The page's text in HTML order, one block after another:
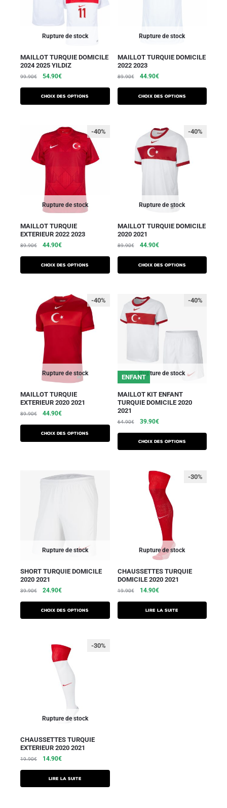
Rupture de stock
MAILLOT TURQUIE DOMICILE
2024 2025 YILDIZ
99.90€ 54.90€
Choix des options
Rupture de stock
MAILLOT TURQUIE DOMICILE
2022 2023
89.90€ 44.90€
Choix des options
Rupture de stock
-40%
MAILLOT TURQUIE
EXTERIEUR 2022 2023
89.90€ 44.90€
Choix des options
Rupture de stock
-40%
MAILLOT TURQUIE DOMICILE
2020 2021
89.90€ 44.90€
Choix des options
Rupture de stock
-40%
MAILLOT TURQUIE
EXTERIEUR 2020 2021
89.90€ 44.90€
Choix des options
Rupture de stock
ENFANT
-40%
MAILLOT KIT ENFANT
TURQUIE DOMICILE 2020
2021
64.90€ 39.90€
Choix des options
Rupture de stock
SHORT TURQUIE DOMICILE
2020 2021
39.90€ 24.90€
Choix des options
Rupture de stock
-30%
CHAUSSETTES TURQUIE
DOMICILE 2020 2021
19.90€ 14.90€
Lire la suite
Rupture de stock
-30%
CHAUSSETTES TURQUIE
EXTERIEUR 2020 2021
19.90€ 14.90€
Lire la suite